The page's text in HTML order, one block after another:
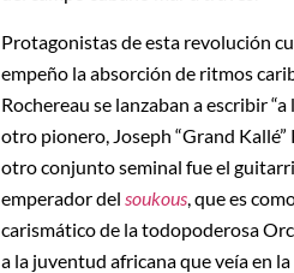
Protagonistas de esta revolución
empeño la absorción de ritmos
Rochereau se lanzaban a escribir
otro pionero, Joseph “Grand
otro conjunto seminal fue el
emperador del soukous , que es
carismático de la todopoderosa
a la juventud africana que veía en